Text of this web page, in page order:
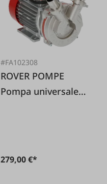
#FA102308
ROVER POMPE
Pompa universale
279,00 €*